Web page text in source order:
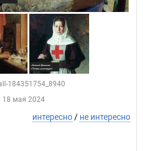
184351754_8940
18 мая 2024
интересно / не интересно